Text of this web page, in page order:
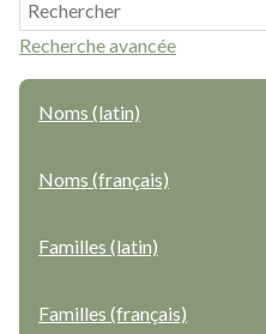
Recherche avancée
Noms (latin)
Noms (français)
Familles (latin)
Familles (français)